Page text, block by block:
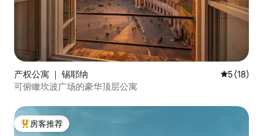
产权公寓 ｜ 锡耶纳 平均评分
5 (18)
可俯瞰坎波广场的豪华顶层公寓
热门「房客推荐」
房客推荐